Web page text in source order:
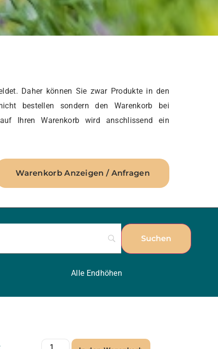
Daher können Sie zwar Produkte in den
bestellen sondern den Warenkorb bei
Ihren Warenkorb wird anschlissend ein
Warenkorb Anzeigen / Anfragen
Alle Endhöhen